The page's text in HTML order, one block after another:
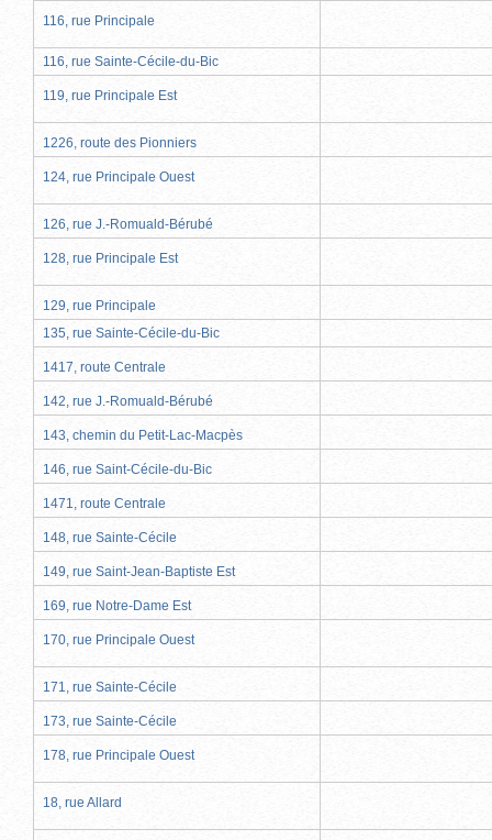
116, rue Principale
116, rue Sainte-Cécile-du-Bic
119, rue Principale Est
1226, route des Pionniers
124, rue Principale Ouest
126, rue J.-Romuald-Bérubé
128, rue Principale Est
129, rue Principale
135, rue Sainte-Cécile-du-Bic
1417, route Centrale
142, rue J.-Romuald-Bérubé
143, chemin du Petit-Lac-Macpès
146, rue Saint-Cécile-du-Bic
1471, route Centrale
148, rue Sainte-Cécile
149, rue Saint-Jean-Baptiste Est
169, rue Notre-Dame Est
170, rue Principale Ouest
171, rue Sainte-Cécile
173, rue Sainte-Cécile
178, rue Principale Ouest
18, rue Allard